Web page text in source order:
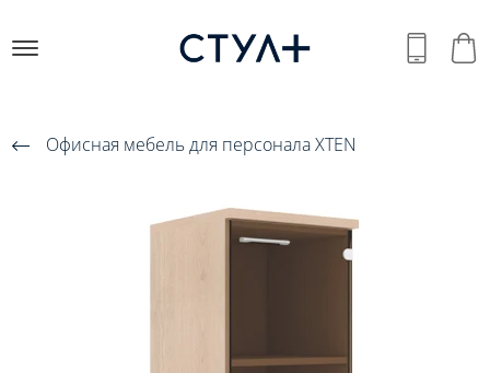
Офисная мебель для персонала XTEN